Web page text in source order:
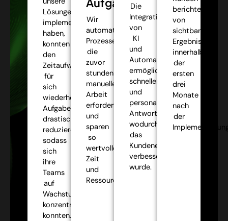
Lösungen
implementiert
haben,
konnten
den
Zeitaufwand
für
sich
wiederholende
Aufgaben
drastisch
reduzieren,
sodass
sich
ihre
Teams
auf
Wachstumsstrategien
konzentrieren
konnten.
Wir
automatisieren
Prozesse,
die
zuvor
stundenlange
manuelle
Arbeit
erforderten,
und
sparen
so
wertvolle
Zeit
und
Ressourcen.
Die
Integration
von
KI
und
Automatisierung
ermöglichte
schnellere
und
personalisiertere
Antworten,
wodurch
das
Kundenerlebnis
verbessert
wurde.
berichteten
von
sichtbaren
Ergebnissen
innerhalb
der
ersten
drei
Monate
nach
der